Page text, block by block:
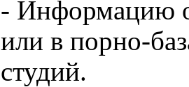
- Информацию о
или в порно-
студий.